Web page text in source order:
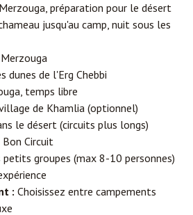
préparation pour le désert
jusqu'au camp, nuit sous les
dunes de l'Erg Chebbi
temps libre
de Khamlia (optionnel)
le désert (circuits plus longs)
Bon Circuit
petits groupes (max 8-10 personnes)
: Choisissez entre campements